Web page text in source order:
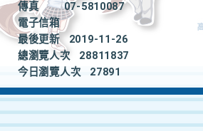
傳真
07-5810087
電子信箱
最後更新
2019-11-26
總瀏覽人次
28811837
今日瀏覽人次
27891